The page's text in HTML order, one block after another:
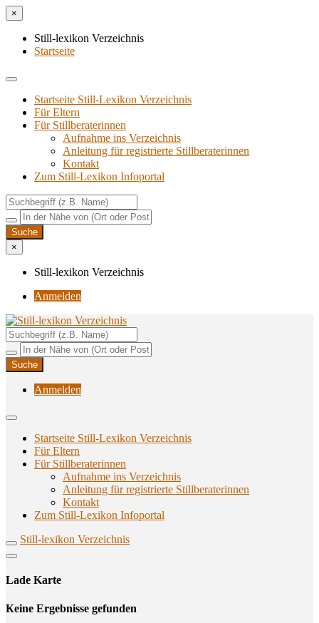
×
Still-lexikon Verzeichnis
Startseite
Startseite Still-Lexikon Verzeichnis
Für Eltern
Für Stillberaterinnen
Aufnahme ins Verzeichnis
Anlei­tung für regis­trier­te Stillberaterinnen
Kon­takt
Zum Still-Lexikon Infoportal
×
Still-lexikon Verzeichnis
Anmelden
Still-lexikon Verzeichnis
Unterstützungsangebote rund ums Stillen
Anmelden
Startseite Still-Lexikon Verzeichnis
Für Eltern
Für Stillberaterinnen
Aufnahme ins Verzeichnis
Anlei­tung für regis­trier­te Stillberaterinnen
Kon­takt
Zum Still-Lexikon Infoportal
Still-lexikon Verzeichnis
Lade Karte
Кeine Ergebnisse gefunden